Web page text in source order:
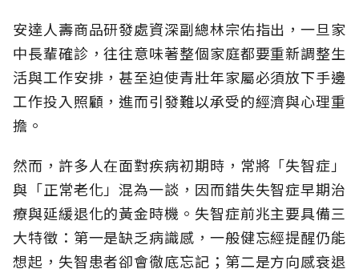
安達人壽商品研發處資深副總林宗佑指出，一旦家
中長輩確診，往往意味著整個家庭都要重新調整生
活與工作安排，甚至迫使青壯年家屬必須放下手邊
工作投入照顧，進而引發難以承受的經濟與心理重
擔。
然而，許多人在面對疾病初期時，常將「失智症」
與「正常老化」混為一談，因而錯失失智症早期治
療與延緩退化的黃金時機。失智症前兆主要具備三
大特徵：第一是缺乏病識感，一般健忘經提醒仍能
想起，失智患者卻會徹底忘記；第二是方向感衰退